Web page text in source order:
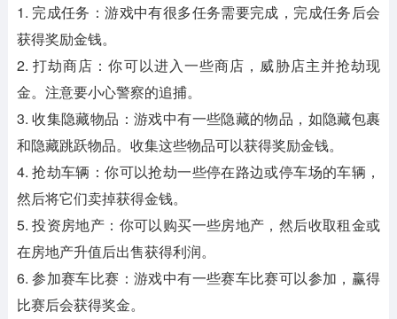
1. 完成任务：游戏中有很多任务需要完成，完成任务后会
获得奖励金钱。
2. 打劫商店：你可以进入一些商店，威胁店主并抢劫现
金。注意要小心警察的追捕。
3. 收集隐藏物品：游戏中有一些隐藏的物品，如隐藏包裹
和隐藏跳跃物品。收集这些物品可以获得奖励金钱。
4. 抢劫车辆：你可以抢劫一些停在路边或停车场的车辆，
然后将它们卖掉获得金钱。
5. 投资房地产：你可以购买一些房地产，然后收取租金或
在房地产升值后出售获得利润。
6. 参加赛车比赛：游戏中有一些赛车比赛可以参加，赢得
比赛后会获得奖金。